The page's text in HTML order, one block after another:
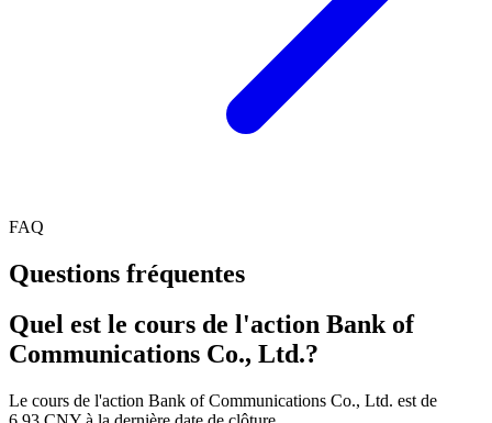
FAQ
Questions fréquentes
Quel est le cours de l'action Bank of
Communications Co., Ltd.?
Le cours de l'action Bank of Communications Co., Ltd. est de